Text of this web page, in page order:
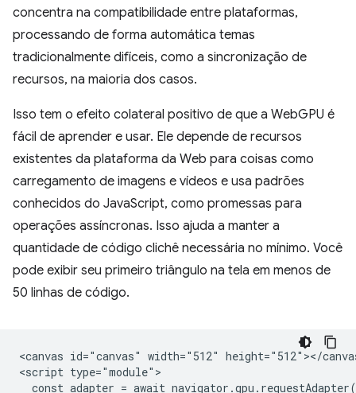
concentra na compatibilidade entre plataformas,
processando de forma automática temas
tradicionalmente difíceis, como a sincronização de
recursos, na maioria dos casos.
Isso tem o efeito colateral positivo de que a WebGPU é
fácil de aprender e usar. Ele depende de recursos
existentes da plataforma da Web para coisas como
carregamento de imagens e vídeos e usa padrões
conhecidos do JavaScript, como promessas para
operações assíncronas. Isso ajuda a manter a
quantidade de código clichê necessária no mínimo. Você
pode exibir seu primeiro triângulo na tela em menos de
50 linhas de código.
<canvas id="canvas" width="512" height="512"></
<script type="module">
const adapter = await